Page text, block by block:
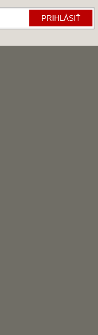
PRIHLÁSIŤ